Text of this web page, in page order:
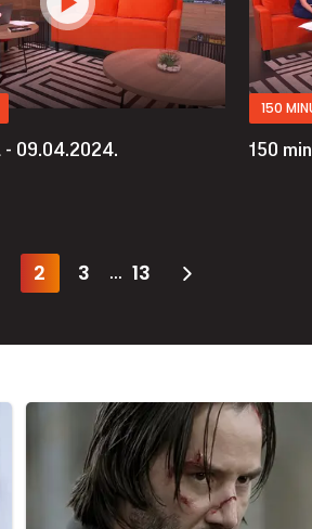
- 09.04.2024.
150
150
2 3 ... 13